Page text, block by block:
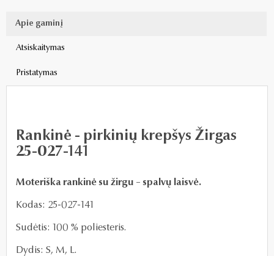
Apie gaminį
Atsiskaitymas
Pristatymas
Rankinė - pirkinių krepšys Žirgas
25-027-141
Moteriška rankinė su žirgu – spalvų laisvė.
Kodas: 25-027-141
Sudėtis: 100 % poliesteris.
Dydis: S, M, L.